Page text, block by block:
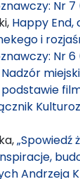
Nr
Happy End,
i
Nr 6
Nadzór
„Spowiedź
Andrzeja